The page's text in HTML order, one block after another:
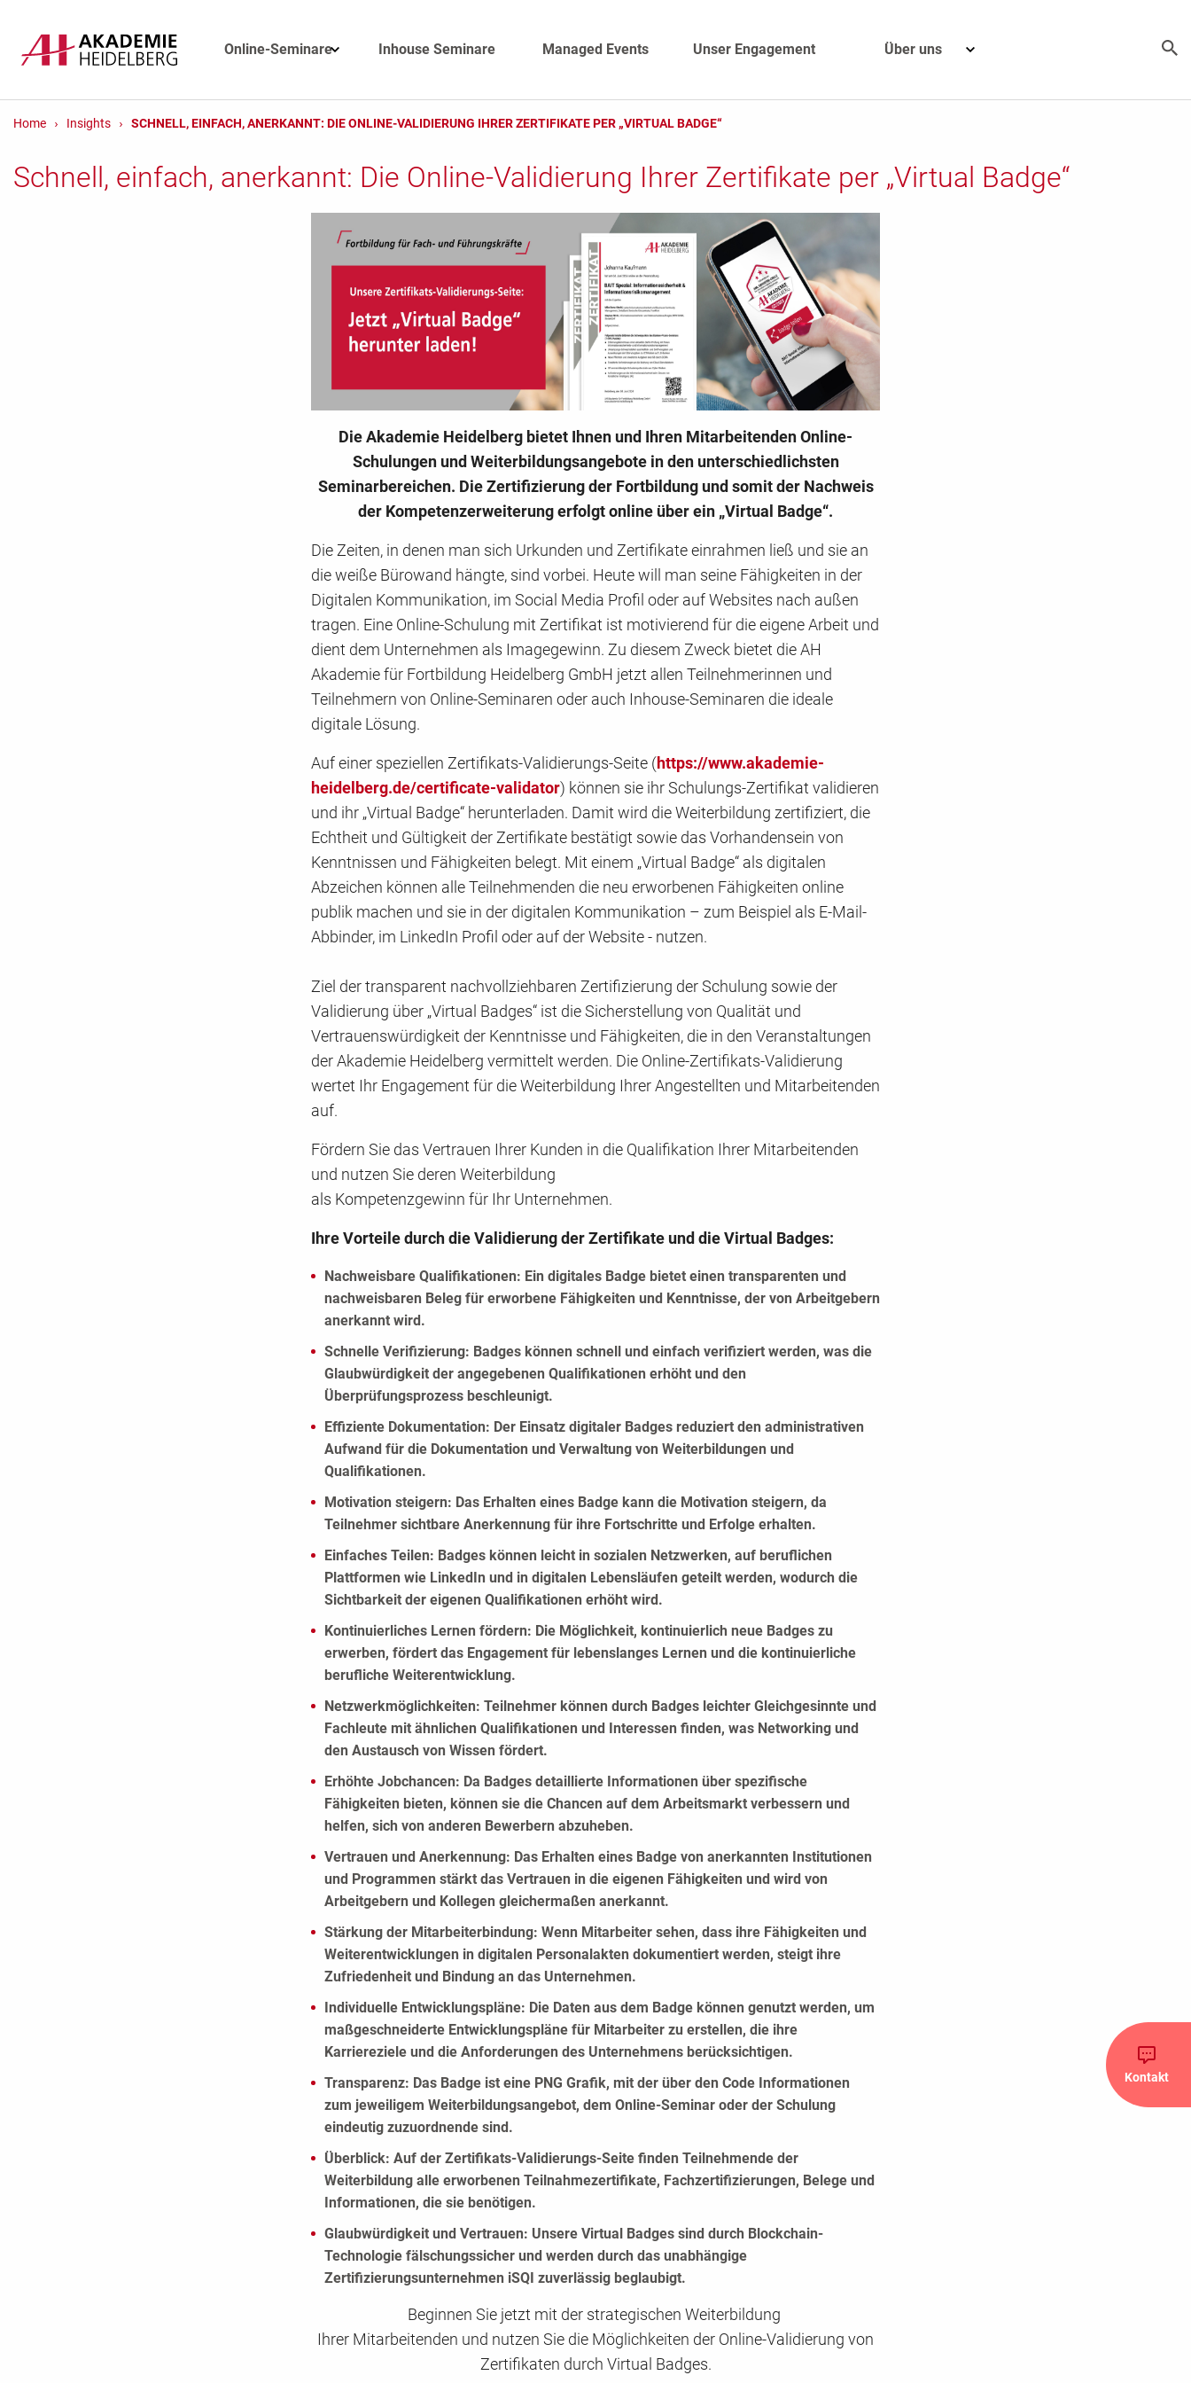
Online-Seminare Inhouse Seminare Managed Events Unser Engagement Über uns
Kontakt
Home Insights SCHNELL, EINFACH, ANERKANNT: DIE ONLINE-VALIDIERUNG IHRER ZERTIFIKATE PER „VIRTUAL BADGE“
Schnell, einfach, anerkannt: Die Online-Validierung Ihrer Zertifikate per „Virtual Badge“
Die Akademie Heidelberg bietet Ihnen und Ihren Mitarbeitenden Online-
Schulungen und Weiterbildungsangebote in den unterschiedlichsten
Seminarbereichen. Die Zertifizierung der Fortbildung und somit der Nachweis
der Kompetenzerweiterung erfolgt online über ein „Virtual Badge“.
Die Zeiten, in denen man sich Urkunden und Zertifikate einrahmen ließ und sie an
die weiße Bürowand hängte, sind vorbei. Heute will man seine Fähigkeiten in der
Digitalen Kommunikation, im Social Media Profil oder auf Websites nach außen
tragen. Eine Online-Schulung mit Zertifikat ist motivierend für die eigene Arbeit und
dient dem Unternehmen als Imagegewinn. Zu diesem Zweck bietet die AH
Akademie für Fortbildung Heidelberg GmbH jetzt allen Teilnehmerinnen und
Teilnehmern von Online-Seminaren oder auch Inhouse-Seminaren die ideale
digitale Lösung.
Auf einer speziellen Zertifikats-Validierungs-Seite (https://www.akademie-
heidelberg.de/certificate-validator) können sie ihr Schulungs-Zertifikat validieren
und ihr „Virtual Badge“ herunterladen. Damit wird die Weiterbildung zertifiziert, die
Echtheit und Gültigkeit der Zertifikate bestätigt sowie das Vorhandensein von
Kenntnissen und Fähigkeiten belegt. Mit einem „Virtual Badge“ als digitalen
Abzeichen können alle Teilnehmenden die neu erworbenen Fähigkeiten online
publik machen und sie in der digitalen Kommunikation – zum Beispiel als E-Mail-
Abbinder, im LinkedIn Profil oder auf der Website - nutzen.
Ziel der transparent nachvollziehbaren Zertifizierung der Schulung sowie der
Validierung über „Virtual Badges“ ist die Sicherstellung von Qualität und
Vertrauenswürdigkeit der Kenntnisse und Fähigkeiten, die in den Veranstaltungen
der Akademie Heidelberg vermittelt werden. Die Online-Zertifikats-Validierung
wertet Ihr Engagement für die Weiterbildung Ihrer Angestellten und Mitarbeitenden
auf.
Fördern Sie das Vertrauen Ihrer Kunden in die Qualifikation Ihrer Mitarbeitenden
und nutzen Sie deren Weiterbildung
als Kompetenzgewinn für Ihr Unternehmen.
Ihre Vorteile durch die Validierung der Zertifikate und die Virtual Badges:
Nachweisbare Qualifikationen: Ein digitales Badge bietet einen transparenten und
nachweisbaren Beleg für erworbene Fähigkeiten und Kenntnisse, der von Arbeitgebern
anerkannt wird.
Schnelle Verifizierung: Badges können schnell und einfach verifiziert werden, was die
Glaubwürdigkeit der angegebenen Qualifikationen erhöht und den
Überprüfungsprozess beschleunigt.
Effiziente Dokumentation: Der Einsatz digitaler Badges reduziert den administrativen
Aufwand für die Dokumentation und Verwaltung von Weiterbildungen und
Qualifikationen.
Motivation steigern: Das Erhalten eines Badge kann die Motivation steigern, da
Teilnehmer sichtbare Anerkennung für ihre Fortschritte und Erfolge erhalten.
Einfaches Teilen: Badges können leicht in sozialen Netzwerken, auf beruflichen
Plattformen wie LinkedIn und in digitalen Lebensläufen geteilt werden, wodurch die
Sichtbarkeit der eigenen Qualifikationen erhöht wird.
Kontinuierliches Lernen fördern: Die Möglichkeit, kontinuierlich neue Badges zu
erwerben, fördert das Engagement für lebenslanges Lernen und die kontinuierliche
berufliche Weiterentwicklung.
Netzwerkmöglichkeiten: Teilnehmer können durch Badges leichter Gleichgesinnte und
Fachleute mit ähnlichen Qualifikationen und Interessen finden, was Networking und
den Austausch von Wissen fördert.
Erhöhte Jobchancen: Da Badges detaillierte Informationen über spezifische
Fähigkeiten bieten, können sie die Chancen auf dem Arbeitsmarkt verbessern und
helfen, sich von anderen Bewerbern abzuheben.
Vertrauen und Anerkennung: Das Erhalten eines Badge von anerkannten Institutionen
und Programmen stärkt das Vertrauen in die eigenen Fähigkeiten und wird von
Arbeitgebern und Kollegen gleichermaßen anerkannt.
Stärkung der Mitarbeiterbindung: Wenn Mitarbeiter sehen, dass ihre Fähigkeiten und
Weiterentwicklungen in digitalen Personalakten dokumentiert werden, steigt ihre
Zufriedenheit und Bindung an das Unternehmen.
Individuelle Entwicklungspläne: Die Daten aus dem Badge können genutzt werden, um
maßgeschneiderte Entwicklungspläne für Mitarbeiter zu erstellen, die ihre
Karriereziele und die Anforderungen des Unternehmens berücksichtigen.
Transparenz: Das Badge ist eine PNG Grafik, mit der über den Code Informationen
zum jeweiligem Weiterbildungsangebot, dem Online-Seminar oder der Schulung
eindeutig zuzuordnende sind.
Überblick: Auf der Zertifikats-Validierungs-Seite finden Teilnehmende der
Weiterbildung alle erworbenen Teilnahmezertifikate, Fachzertifizierungen, Belege und
Informationen, die sie benötigen.
Glaubwürdigkeit und Vertrauen: Unsere Virtual Badges sind durch Blockchain-
Technologie fälschungssicher und werden durch das unabhängige
Zertifizierungsunternehmen iSQI zuverlässig beglaubigt.
Beginnen Sie jetzt mit der strategischen Weiterbildung
Ihrer Mitarbeitenden und nutzen Sie die Möglichkeiten der Online-Validierung von
Zertifikaten durch Virtual Badges.